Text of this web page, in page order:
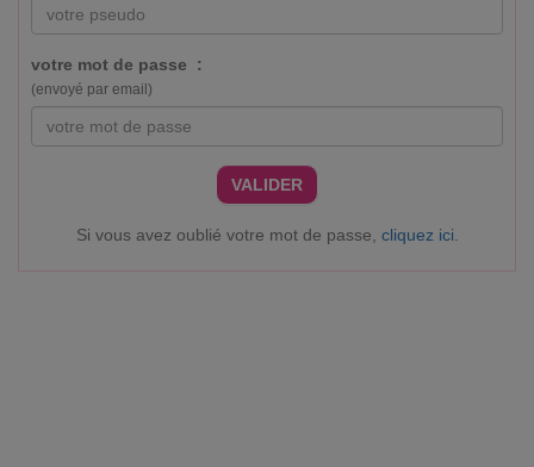
votre mot de passe :
(envoyé par email)
VALIDER
Si vous avez oublié votre mot de passe, cliquez ici